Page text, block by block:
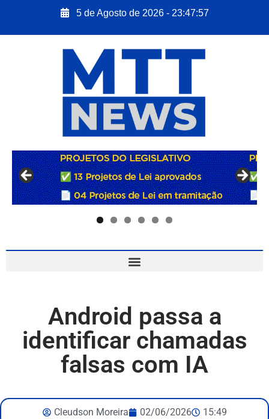
5 de Agosto de 2026 - 23:47:58
Android passa a
identificar chamadas
falsas com IA
Cleudson Moreira 02/06/2026 15:49